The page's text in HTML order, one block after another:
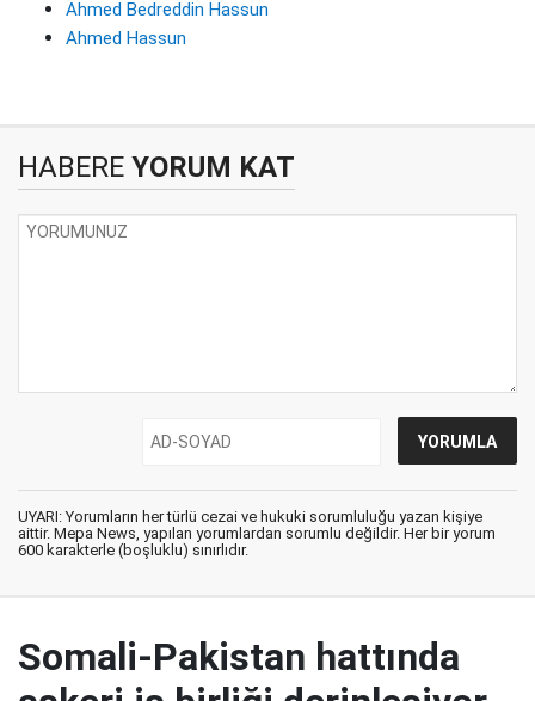
Ahmed Bedreddin Hassun
Ahmed Hassun
HABERE YORUM KAT
UYARI: Yorumların her türlü cezai ve hukuki sorumluluğu yazan kişiye
aittir. Mepa News, yapılan yorumlardan sorumlu değildir. Her bir yorum
600 karakterle (boşluklu) sınırlıdır.
Somali-Pakistan hattında